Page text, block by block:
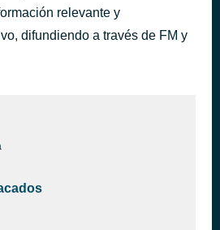
relevante y
difundiendo a través de FM y